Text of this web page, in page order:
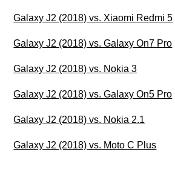
Galaxy J2 (2018) vs. Xiaomi Redmi 5
Galaxy J2 (2018) vs. Galaxy On7 Pro
Galaxy J2 (2018) vs. Nokia 3
Galaxy J2 (2018) vs. Galaxy On5 Pro
Galaxy J2 (2018) vs. Nokia 2.1
Galaxy J2 (2018) vs. Moto C Plus